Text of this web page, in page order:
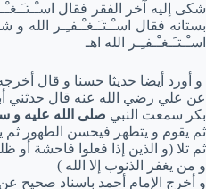
شكى إليه آخر الفقر فقال
بستانه فقال اسـْـتـَـغـْـفـِـر الله و
اسـْـتـَـغـْـفـِـر الله اهـ
و أورد أيضا حديثا حسنا و قال
عن علي رضي الله عنه قال حدثني
بكر سمعت النبي صلى الله عليه و
ثم يقوم و يتطهر فيحسن الطهور ثم
ثم تلا (و الذين إذا فعلوا فاحشة أو
و من يغفر الذنوب إلا الله )
و أخرج الإمام أحمد باسناد صحيح